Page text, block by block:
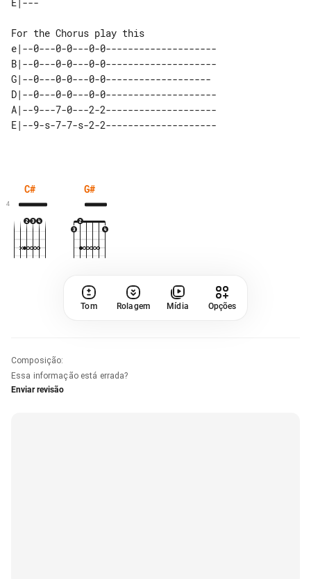
e|--0---0-0---0-0--------------------
B|--0---0-0---0-0--------------------
G|--0---0-0---0-0-------------------
D|--0---0-0---0-0--------------------
A|--9---7-0---2-2--------------------
C#
4
G#
Tom Rolagem Mídia Opções
Composição:
Essa informação está errada?
Enviar revisão